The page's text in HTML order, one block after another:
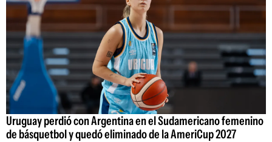
Uruguay perdió con Argentina en el Sudamericano femenino
de básquetbol y quedó eliminado de la AmeriCup 2027